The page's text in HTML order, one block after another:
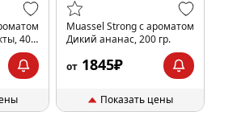
40
Muassel Strong с ароматом
Дикий ананас, 200 гр.
от 1845₽
Показать цены